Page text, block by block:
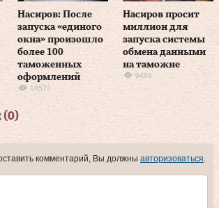
Насиров: После
запуска «единого
окна» произошло
более 100
таможенных
оформлений
18573
Насиров просит
миллион для
запуска системы
обмена данными
на таможне
9466
(0)
комментарий, Вы должны авторизоваться.